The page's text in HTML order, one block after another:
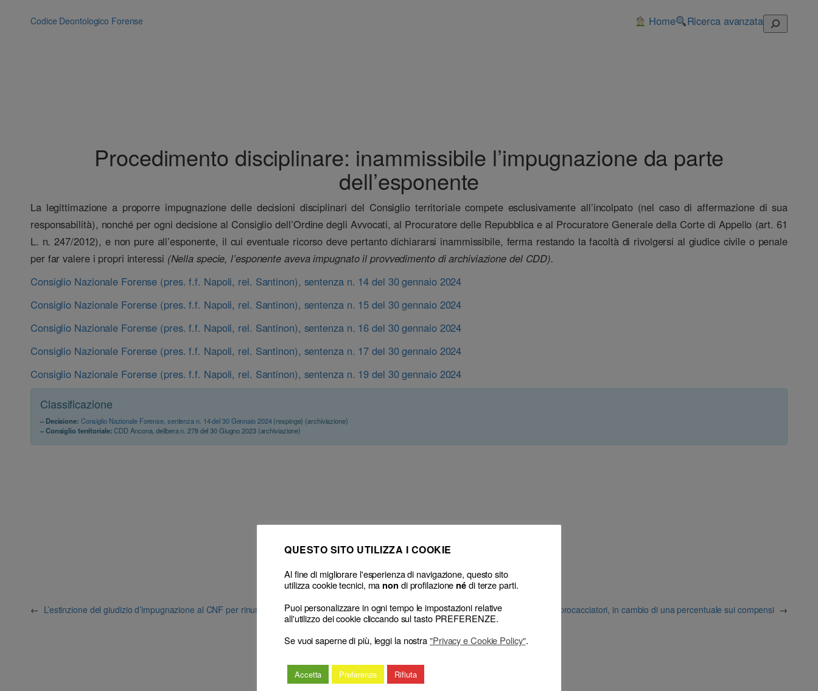
Codice Deontologico Forense Home Ricerca avanzata Cerca
Procedimento disciplinare: inammissibile l’impugnazione da parte
dell’esponente
La legittimazione a proporre impugnazione delle decisioni disciplinari del Consiglio territoriale compete esclusivamente all’incolpato (nel caso di affermazione di sua
responsabilità), nonché per ogni decisione al Consiglio dell’Ordine degli Avvocati, al Procuratore delle Repubblica e al Procuratore Generale della Corte di Appello (art. 61
L. n. 247/2012), e non pure all’esponente, il cui eventuale ricorso deve pertanto dichiararsi inammissibile, ferma restando la facoltà di rivolgersi al giudice civile o penale
per far valere i propri interessi (Nella specie, l’esponente aveva impugnato il provvedimento di archiviazione del CDD).
Consiglio Nazionale Forense (pres. f.f. Napoli, rel. Santinon), sentenza n. 14 del 30 gennaio 2024
Consiglio Nazionale Forense (pres. f.f. Napoli, rel. Santinon), sentenza n. 15 del 30 gennaio 2024
Consiglio Nazionale Forense (pres. f.f. Napoli, rel. Santinon), sentenza n. 16 del 30 gennaio 2024
Consiglio Nazionale Forense (pres. f.f. Napoli, rel. Santinon), sentenza n. 17 del 30 gennaio 2024
Consiglio Nazionale Forense (pres. f.f. Napoli, rel. Santinon), sentenza n. 19 del 30 gennaio 2024
Classificazione
– Decisione: Consiglio Nazionale Forense, sentenza n. 14 del 30 Gennaio 2024(respinge) (archiviazione)
– Consiglio territoriale:CDD Ancona, delibera n. 278 del 30 Giugno 2023 (archiviazione)
← L’estinzione del giudizio d’impugnazione al CNF per rinuncia al ricorso L’ottenimento di incarichi a mezzo agenti o procacciatori, in cambio di una percentuale sui compensi →
QUESTO SITO UTILIZZA I COOKIE
Al fine di migliorare l'esperienza di navigazione, questo sito
utilizza cookie tecnici, ma non di profilazione nédi terze parti.
Puoi personalizzare in ogni tempo le impostazioni relative
all'utilizzo dei cookie cliccando sul tasto PREFERENZE.
Se vuoi saperne di più, leggi la nostra"Privacy e Cookie Policy".
Accetta Preferenze Rifiuta